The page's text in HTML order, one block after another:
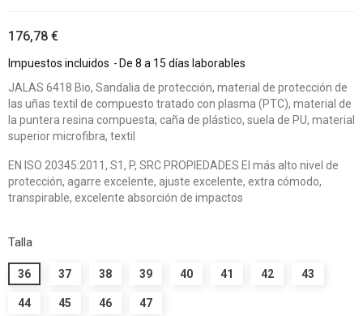
176,78 €
Impuestos incluidos
De 8 a 15 días laborables
JALAS 6418 Bio, Sandalia de protección, material de protección de
las uñas textil de compuesto tratado con plasma (PTC), material de
la puntera resina compuesta, caña de plástico, suela de PU, material
superior microfibra, textil
EN ISO 20345:2011, S1, P, SRC PROPIEDADES El más alto nivel de
protección, agarre excelente, ajuste excelente, extra cómodo,
transpirable, excelente absorción de impactos
Talla
36 37 38 39 40 41 42 43
44 45 46 47